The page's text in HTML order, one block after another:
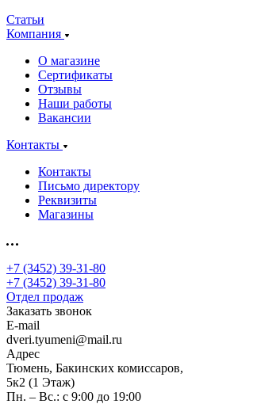
Статьи
Компания
О магазине
Сертификаты
Отзывы
Наши работы
Вакансии
Контакты
Контакты
Письмо директору
Реквизиты
Магазины
+7 (3452) 39-31-80
+7 (3452) 39-31-80
Отдел продаж
Заказать звонок
E-mail
dveri.tyumeni@mail.ru
Адрес
Тюмень, Бакинских комиссаров,
5к2 (1 Этаж)
Пн. – Вс.: с 9:00 до 19:00